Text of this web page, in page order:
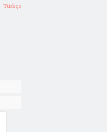
Türkçe